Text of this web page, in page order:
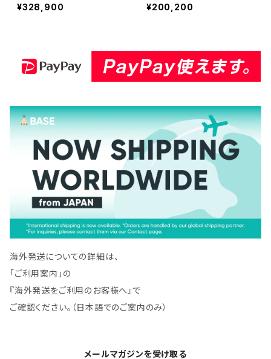
かげ石など EXR550-12-1
¥328,900
exr330-12 コンクリート二
¥200,200
海外発送についての詳細は、
「ご利用案内」の
『海外発送をご利用のお客様へ』で
ご確認ください。（日本語でのご案内のみ）
メールマガジンを受け取る